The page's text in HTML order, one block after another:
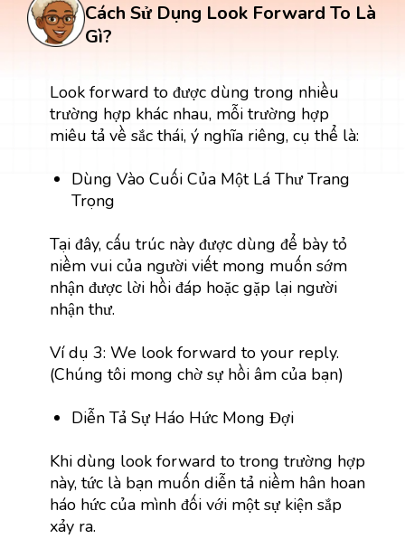
Cách Sử Dụng Look Forward To Là
Gì?
Look forward to được dùng trong nhiều
trường hợp khác nhau, mỗi trường hợp
miêu tả về sắc thái, ý nghĩa riêng, cụ thể là:
Dùng Vào Cuối Của Một Lá Thư Trang
Trọng
Tại đây, cấu trúc này được dùng để bày tỏ
niềm vui của người viết mong muốn sớm
nhận được lời hồi đáp hoặc gặp lại người
nhận thư.
Ví dụ 3: We look forward to your reply.
(Chúng tôi mong chờ sự hồi âm của bạn)
Diễn Tả Sự Háo Hức Mong Đợi
Khi dùng look forward to trong trường hợp
này, tức là bạn muốn diễn tả niềm hân hoan
háo hức của mình đối với một sự kiện sắp
xảy ra.